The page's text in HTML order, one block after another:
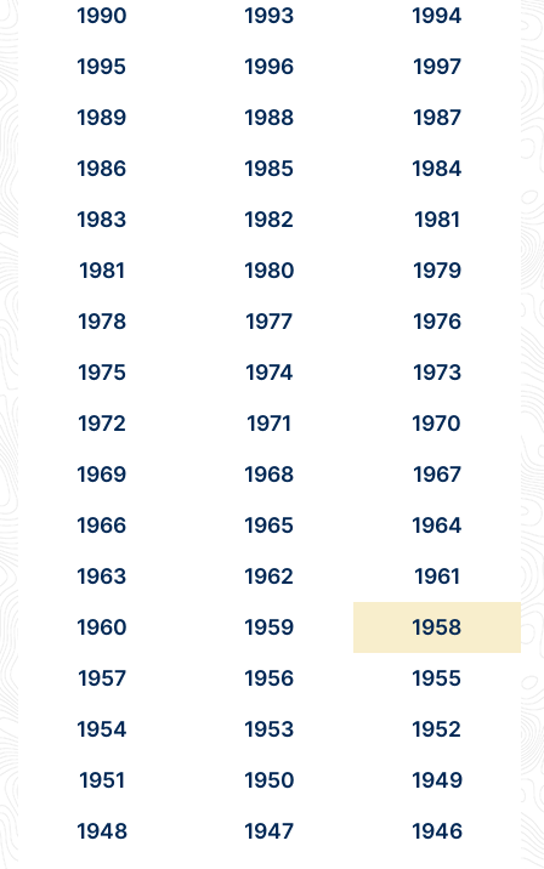
1990
1993
1994
1995
1996
1997
1989
1988
1987
1986
1985
1984
1983
1982
1981
1981
1980
1979
1978
1977
1976
1975
1974
1973
1972
1971
1970
1969
1968
1967
1966
1965
1964
1963
1962
1961
1960
1959
1958
1957
1956
1955
1954
1953
1952
1951
1950
1949
1948
1947
1946